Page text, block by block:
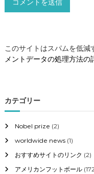
このサイトはスパムを低
メントデータの処理方法
カテゴリー
Nobel prize (2)
worldwide news(1)
おすすめサイトのリンク (2)
アメリカンフットボール